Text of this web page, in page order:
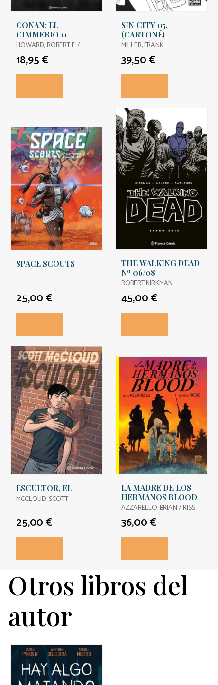
CONAN: EL
CIMMERIO 11
HOWARD, ROBERT E. /
HEADLINE, DOUG /
CIVIELLO, EMMANUEL
18,95 €
SIN CITY 05.
(CARTONÉ)
MILLER, FRANK
39,50 €
SPACE SCOUTS
25,00 €
THE WALKING DEAD
Nº 06/08
ROBERT KIRKMAN
45,00 €
ESCULTOR, EL
MCCLOUD, SCOTT
25,00 €
LA MADRE DE LOS
HERMANOS BLOOD
AZZARELLO, BRIAN / RISSO,
EDUARDO
36,00 €
Otros libros del
autor